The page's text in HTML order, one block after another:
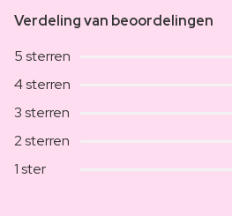
Verdeling van beoordelingen
5 sterren
4 sterren
3 sterren
2 sterren
1 ster